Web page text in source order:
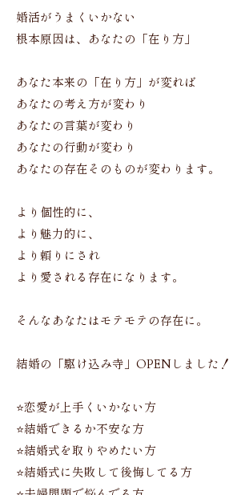
婚活がうまくいかない
根本原因は、あなたの「在り方」
あなた本来の「在り方」が変れば
あなたの考え方が変わり
あなたの言葉が変わり
あなたの行動が変わり
あなたの存在そのものが変わります。
より個性的に、
より魅力的に、
より頼りにされ
より愛される存在になります。
そんなあなたはモテモテの存在に。
結婚の「駆け込み寺」OPENしました！
⭐️恋愛が上手くいかない方
⭐️結婚できるか不安な方
⭐️結婚式を取りやめたい方
⭐️結婚式に失敗して後悔してる方